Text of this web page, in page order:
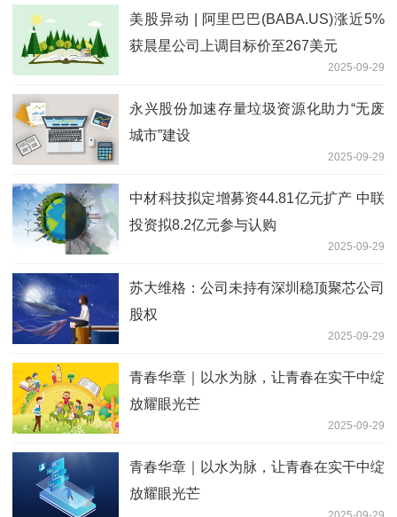
美股异动 | 阿里巴巴(BABA.US)涨近5%
获晨星公司上调目标价至267美元
2025-09-29
永兴股份加速存量垃圾资源化助力“无废
城市”建设
2025-09-29
中材科技拟定增募资44.81亿元扩产 中联
投资拟8.2亿元参与认购
2025-09-29
苏大维格：公司未持有深圳稳顶聚芯公司
股权
2025-09-29
青春华章｜以水为脉，让青春在实干中绽
放耀眼光芒
2025-09-29
青春华章｜以水为脉，让青春在实干中绽
放耀眼光芒